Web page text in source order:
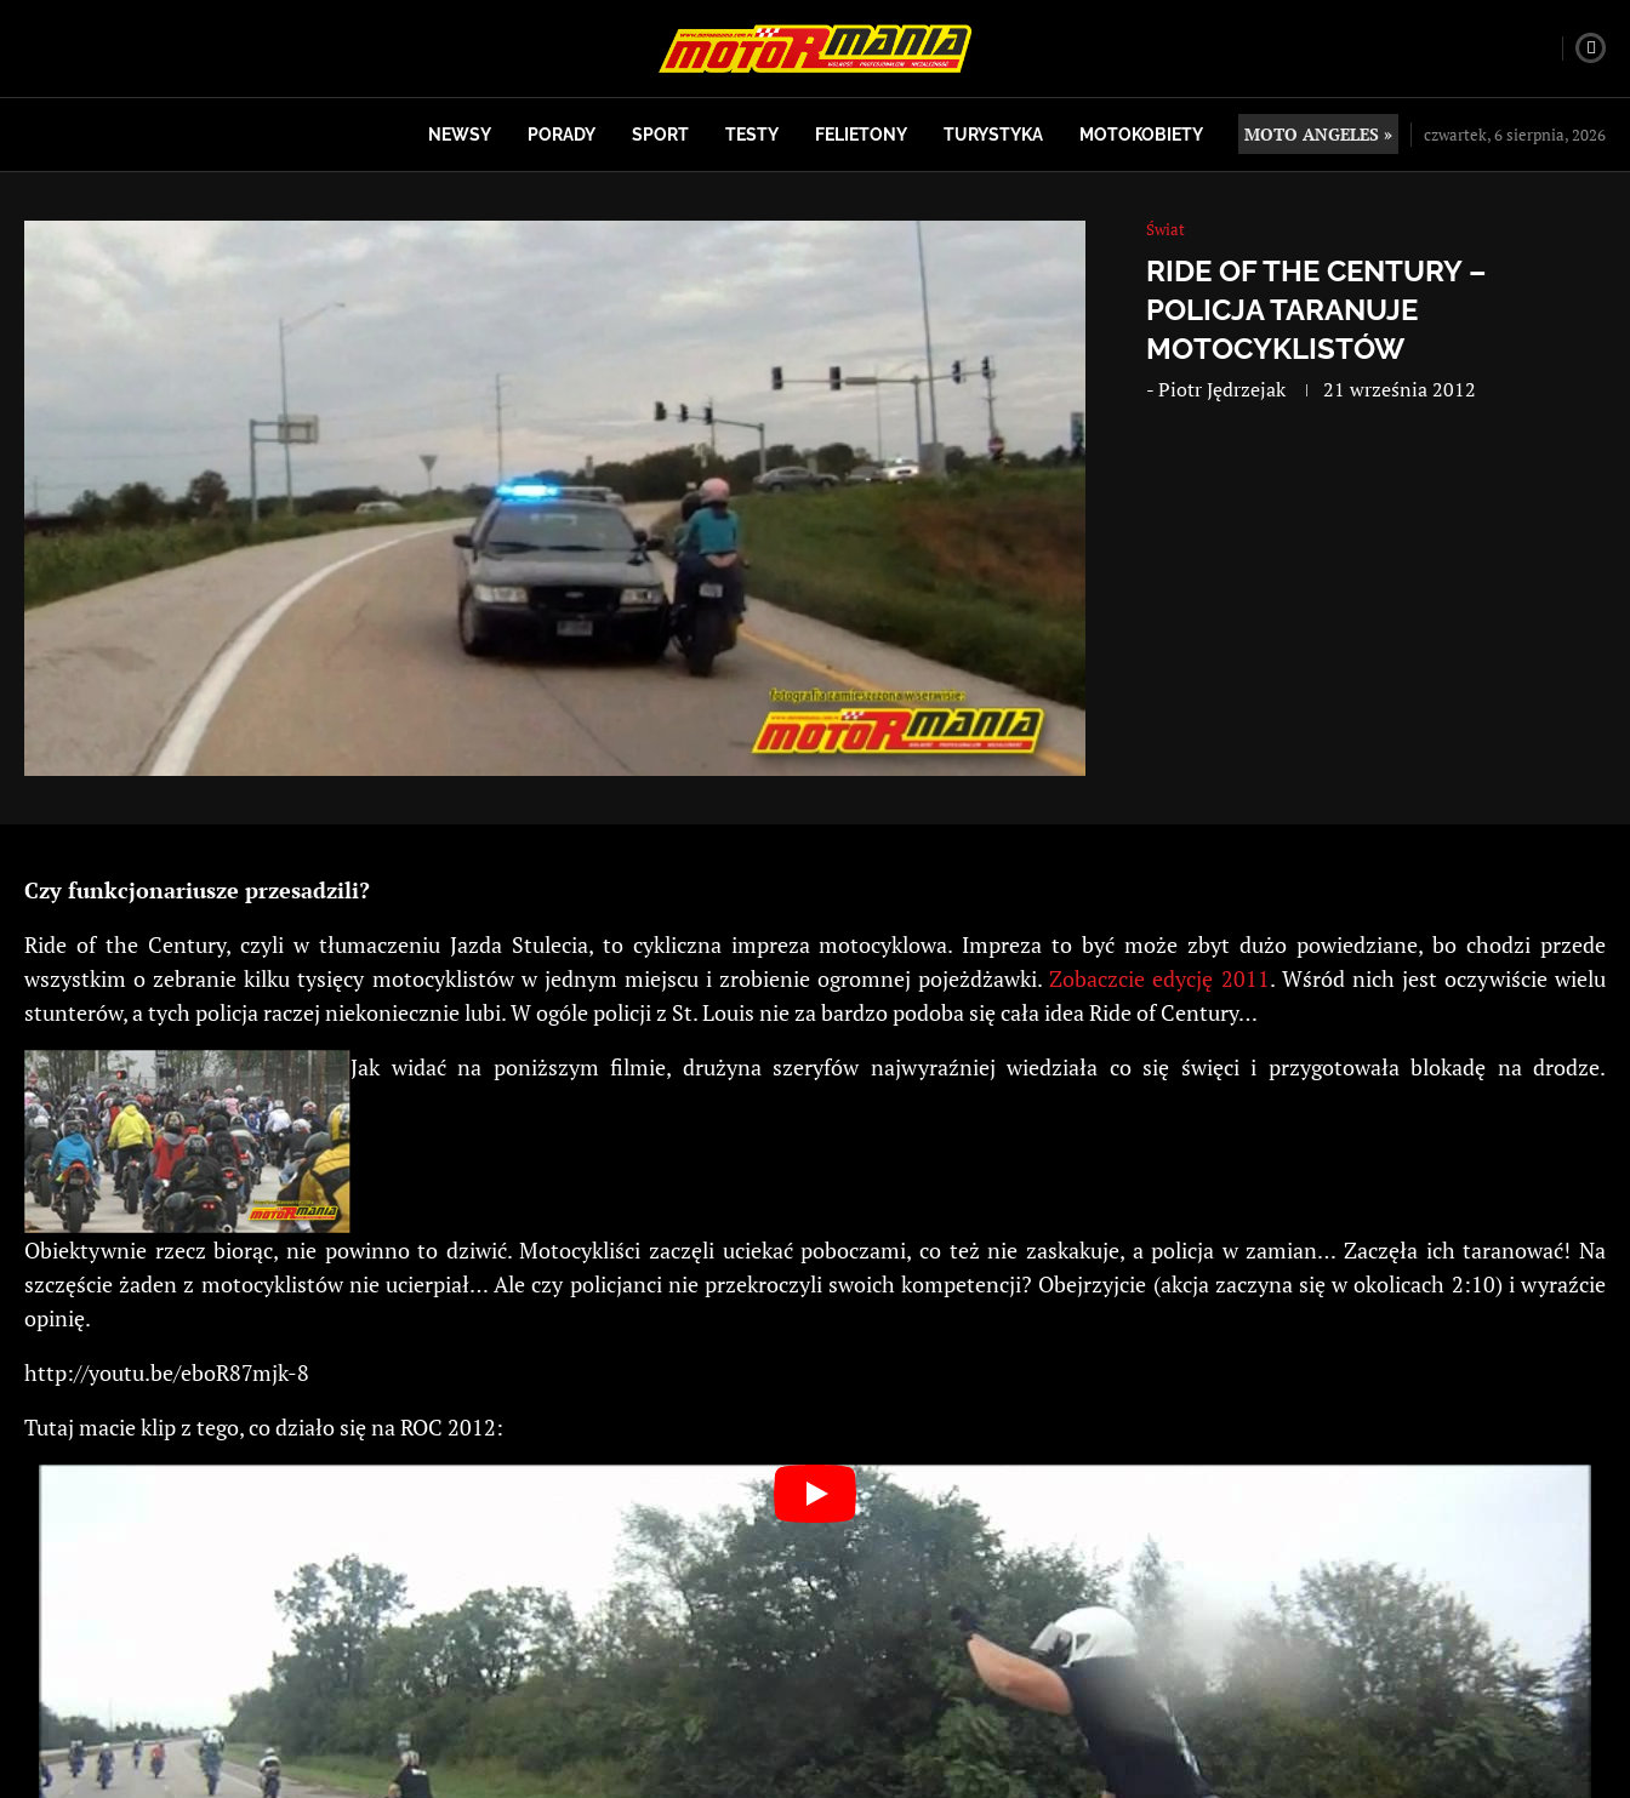
NEWSY PORADY SPORT TESTY FELIETONY TURYSTYKA MOTOKOBIETY MOTO ANGELES » czwartek, 6 sierpnia, 2026
Świat
RIDE OF THE CENTURY –
POLICJA TARANUJE
MOTOCYKLISTÓW
-Piotr Jędrzejak 21 września 2012
Czy funkcjonariusze przesadzili?
Ride of the Century, czyli w tłumaczeniu Jazda Stulecia, to cykliczna impreza motocyklowa. Impreza to być może zbyt dużo powiedziane, bo chodzi przede
wszystkim o zebranie kilku tysięcy motocyklistów w jednym miejscu i zrobienie ogromnej pojeżdżawki.Zobaczcie edycję 2011. Wśród nich jest oczywiście wielu
stunterów, a tych policja raczej niekoniecznie lubi. W ogóle policji z St. Louis nie za bardzo podoba się cała idea Ride of Century…
Jak widać na poniższym filmie, drużyna szeryfów najwyraźniej wiedziała co się święci i przygotowała blokadę na drodze.
Obiektywnie rzecz biorąc, nie powinno to dziwić. Motocykliści zaczęli uciekać poboczami, co też nie zaskakuje, a policja w zamian… Zaczęła ich taranować! Na
szczęście żaden z motocyklistów nie ucierpiał… Ale czy policjanci nie przekroczyli swoich kompetencji? Obejrzyjcie (akcja zaczyna się w okolicach 2:10) i wyraźcie
opinię.
http://youtu.be/eboR87mjk-8
Tutaj macie klip z tego, co działo się na ROC 2012: